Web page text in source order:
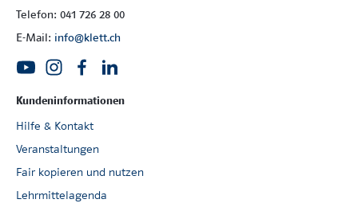
Telefon: 041 726 28 00
E-Mail: info@klett.ch
Kundeninformationen
Hilfe & Kontakt
Veranstaltungen
Fair kopieren und nutzen
Lehrmittelagenda